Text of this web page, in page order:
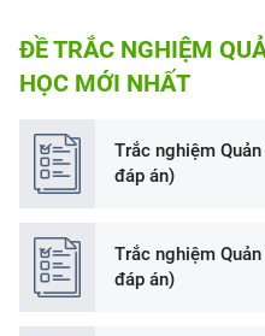
ĐỀ TRẮC NGHIỆM
HỌC MỚI NHẤT
Trắc nghiệm
đáp án)
Trắc nghiệm
đáp án)